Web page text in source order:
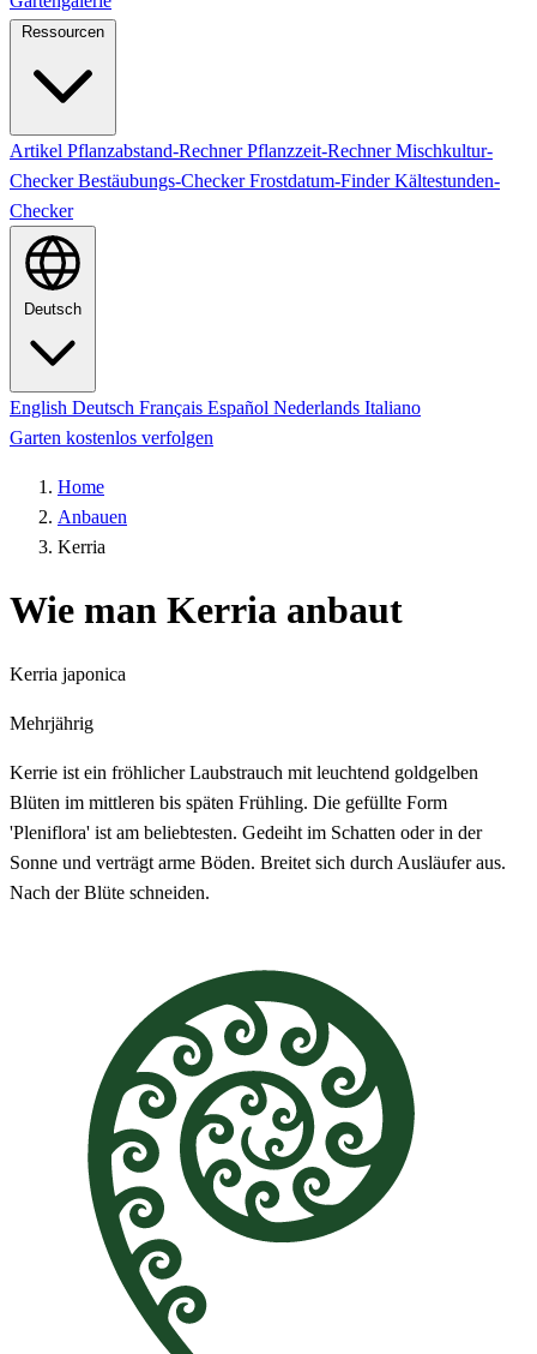
Ressourcen
Artikel Pflanzabstand-RechnerPflanzzeit-RechnerMischkultur-
CheckerBestäubungs-CheckerFrostdatum-FinderKältestunden-
Checker
Deutsch
English Deutsch Français Español Nederlands Italiano
Garten kostenlos verfolgen
Home
Anbauen
Kerria
Wie man Kerria anbaut
Kerria japonica
Mehrjährig
Kerrie ist ein fröhlicher Laubstrauch mit leuchtend goldgelben
Blüten im mittleren bis späten Frühling. Die gefüllte Form
'Pleniflora' ist am beliebtesten. Gedeiht im Schatten oder in der
Sonne und verträgt arme Böden. Breitet sich durch Ausläufer aus.
Nach der Blüte schneiden.